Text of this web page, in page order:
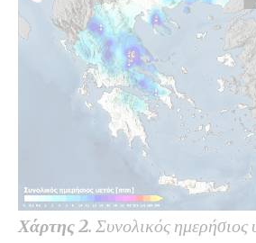
Χάρτης 2. Συνολικός ημερήσιος